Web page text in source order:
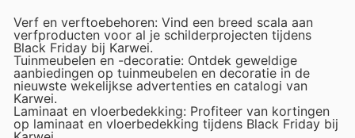
Verf en verftoebehoren: Vind een breed scala aan
verfproducten voor al je schilderprojecten tijdens
Black Friday bij Karwei.
Tuinmeubelen en -decoratie: Ontdek geweldige
aanbiedingen op tuinmeubelen en decoratie in de
nieuwste wekelijkse advertenties en catalogi van
Karwei.
Laminaat en vloerbedekking: Profiteer van kortingen
op laminaat en vloerbedekking tijdens Black Friday bij